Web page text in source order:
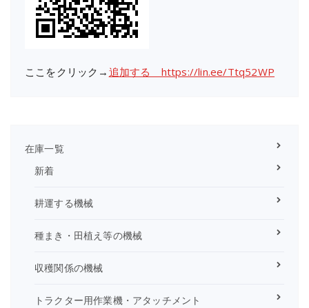
ここをクリック→ 追加する https://lin.ee/Ttq52WP
在庫一覧
新着
耕運する機械
種まき・田植え等の機械
収穫関係の機械
トラクター用作業機・アタッチメント